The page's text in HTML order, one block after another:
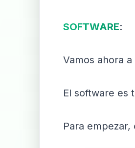
SOFTWARE:
Vamos ahora
El software es
Para